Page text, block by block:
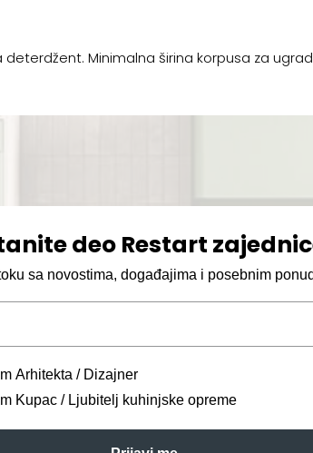
Minimalna širina korpusa za
deo Restart
sa novostima, događajima i posebnim
Arhitekta / Dizajner
Kupac / Ljubitelj kuhinjske opreme